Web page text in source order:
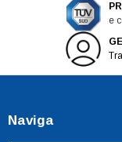
e
Naviga